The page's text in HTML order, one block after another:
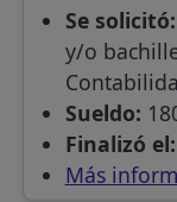
Se solicitó:
y/o
Sueldo:
Finalizó el:
Más